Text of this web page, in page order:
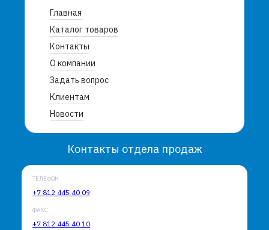
Главная
Каталог товаров
Контакты
О компании
Задать вопрос
Клиентам
Новости
Контакты отдела продаж
ТЕЛЕФОН
+7 812 445 40 09
ФАКС
+7 812 445 40 10